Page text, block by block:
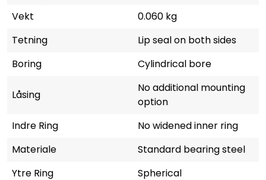
Vekt
0.060 kg
Tetning
Lip seal on both sides
Boring
Cylindrical bore
Låsing
No additional mounting
option
Indre Ring
No widened inner ring
Materiale
Standard bearing steel
Ytre Ring
Spherical